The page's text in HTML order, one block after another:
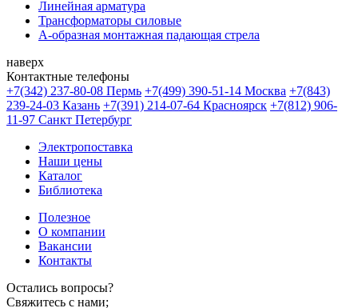
Линейная арматура
Трансформаторы силовые
А-образная монтажная падающая стрела
наверх
Контактные телефоны
+7(342) 237-80-08 Пермь +7(499) 390-51-14 Москва +7(843)
239-24-03 Казань +7(391) 214-07-64 Красноярск +7(812) 906-
11-97 Санкт Петербург
Электропоставка
Наши цены
Каталог
Библиотека
Полезное
О компании
Вакансии
Контакты
Остались вопросы?
Свяжитесь с нами;